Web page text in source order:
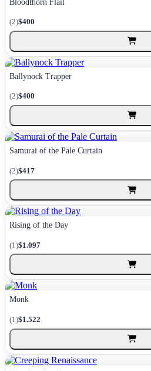
(2)$400
Ballynock Trapper
(2)$400
Samurai of the Pale Curtain
(2)$417
Rising of the Day
(1)$1.097
Monk
(1)$1.522